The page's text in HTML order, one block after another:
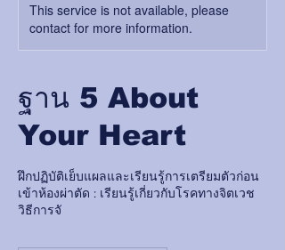
This service is not available, please
contact for more information.
ฐาน 5 About
Your Heart
ฝึกปฏิบัติเย็บแผลและเรียนรู้การเตรียมตัวก่อน
เข้าห้องผ่าตัด : เรียนรู้เกี่ยวกับโรคทางจิตเวช
วิธีการจั